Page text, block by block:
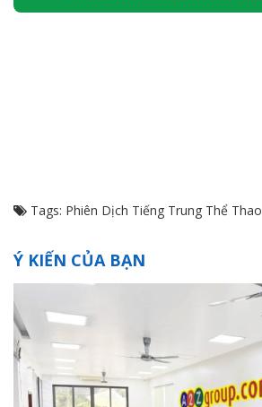
Tags: Phiên Dịch Tiếng Trung Thể Thao
Ý KIẾN CỦA BẠN